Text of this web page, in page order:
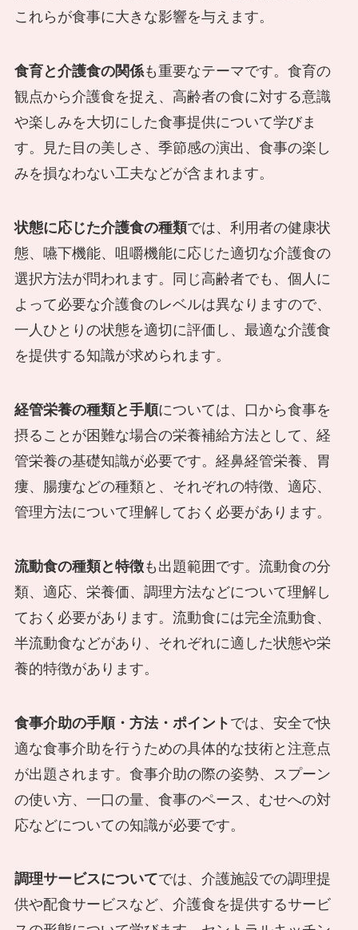
これらが食事に大きな影響を与えます。
食育と介護食の関係も重要なテーマです。食育の
観点から介護食を捉え、高齢者の食に対する意識
や楽しみを大切にした食事提供について学びま
す。見た目の美しさ、季節感の演出、食事の楽し
みを損なわない工夫などが含まれます。
状態に応じた介護食の種類では、利用者の健康状
態、嚥下機能、咀嚼機能に応じた適切な介護食の
選択方法が問われます。同じ高齢者でも、個人に
よって必要な介護食のレベルは異なりますので、
一人ひとりの状態を適切に評価し、最適な介護食
を提供する知識が求められます。
経管栄養の種類と手順については、口から食事を
摂ることが困難な場合の栄養補給方法として、経
管栄養の基礎知識が必要です。経鼻経管栄養、胃
瘻、腸瘻などの種類と、それぞれの特徴、適応、
管理方法について理解しておく必要があります。
流動食の種類と特徴も出題範囲です。流動食の分
類、適応、栄養価、調理方法などについて理解し
ておく必要があります。流動食には完全流動食、
半流動食などがあり、それぞれに適した状態や栄
養的特徴があります。
食事介助の手順・方法・ポイント では、安全で快
適な食事介助を行うための具体的な技術と注意点
が出題されます。食事介助の際の姿勢、スプーン
の使い方、一口の量、食事のペース、むせへの対
応などについての知識が必要です。
調理サービスについてでは、介護施設での調理提
供や配食サービスなど、介護食を提供するサービ